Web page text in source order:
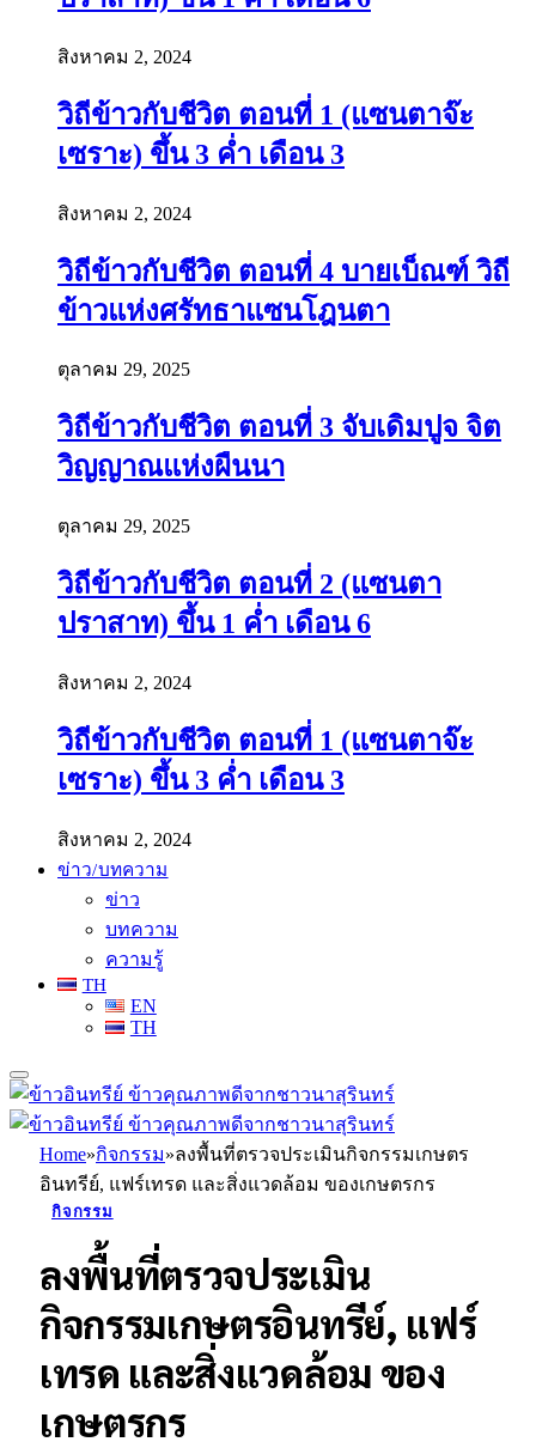
สิงหาคม 2, 2024
วิถีข้าวกับชีวิต ตอนที่ 1 (แซนตาจ๊ะ
เซราะ) ขึ้น 3 ค่ำ เดือน 3
สิงหาคม 2, 2024
วิถีข้าวกับชีวิต ตอนที่ 4 บายเบ็ณฑ์ วิถี
ข้าวแห่งศรัทธาแซนโฎนตา
ตุลาคม 29, 2025
วิถีข้าวกับชีวิต ตอนที่ 3 จับเดิมปูจ จิต
วิญญาณแห่งผืนนา
ตุลาคม 29, 2025
วิถีข้าวกับชีวิต ตอนที่ 2 (แซนตา
ปราสาท) ขึ้น 1 ค่ำ เดือน 6
สิงหาคม 2, 2024
วิถีข้าวกับชีวิต ตอนที่ 1 (แซนตาจ๊ะ
เซราะ) ขึ้น 3 ค่ำ เดือน 3
สิงหาคม 2, 2024
ข่าว/บทความ
ข่าว
บทความ
ความรู้
TH
EN
TH
Home»กิจกรรม»ลงพื้นที่ตรวจประเมินกิจกรรมเกษตร
อินทรีย์, แฟร์เทรด และสิ่งแวดล้อม ของเกษตรกร
กิจกรรม
ลงพื้นที่ตรวจประเมิน
กิจกรรมเกษตรอินทรีย์, แฟร์
เทรด และสิ่งแวดล้อม ของ
เกษตรกร